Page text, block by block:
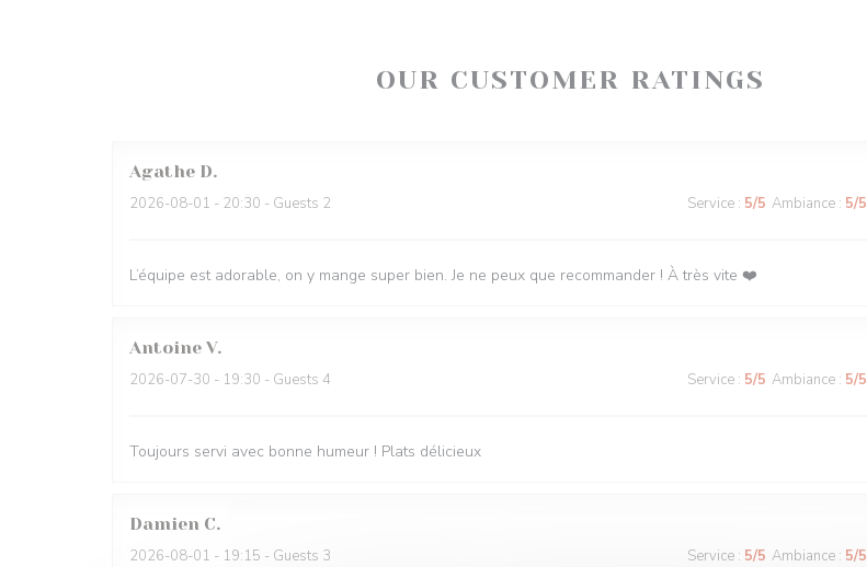
OUR CUSTOMER RATINGS
Agathe D
2026-08-01 - 20:30 - Guests 2 Service : 5/5 Ambiance : 5/5
L’équipe est adorable, on y mange super bien. Je ne peux que recommander ! À très vite ❤️
Antoine V
2026-07-30 - 19:30 - Guests 4 Service : 5/5 Ambiance : 5/5
Toujours servi avec bonne humeur ! Plats délicieux
Damien C
2026-08-01 - 19:15 - Guests 3 Service : 5/5 Ambiance : 5/5